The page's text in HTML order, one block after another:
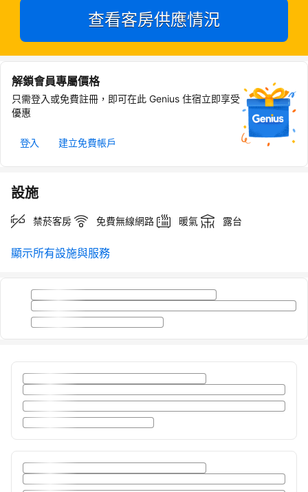
查看客房供應情況
解鎖會員專屬價格
只需登入或免費註冊，即可在此 Genius 住宿立即享受
優惠
登入 建立免費帳戶
設施
禁菸客房 免費無線網路 暖氣 露台
顯示所有設施與服務